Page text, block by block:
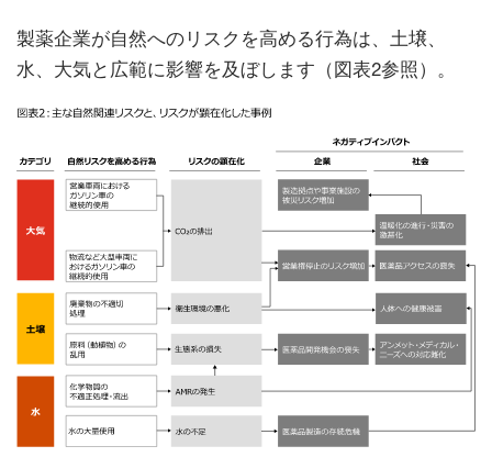
製薬企業が自然へのリスクを高める行為は、土壌、
水、大気と広範に影響を及ぼします（図表2参照）。